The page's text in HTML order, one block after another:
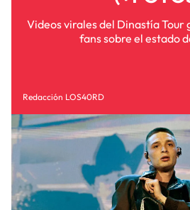
Videos virales del Dinastía Tour
fans sobre el estado
Redacción LOS40RD